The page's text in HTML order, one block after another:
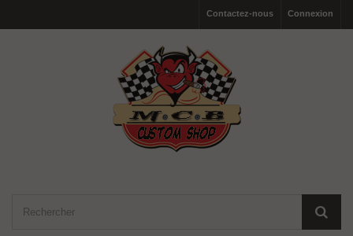
Connexion
Contactez-nous